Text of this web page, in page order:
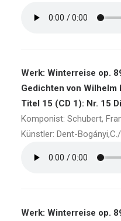
Werk: Winterreise op.
Gedichten von Wilhelm
Titel 15 (CD 1): Nr. 15
Komponist: Schubert,
Künstler: Dent-
Werk: Winterreise op.